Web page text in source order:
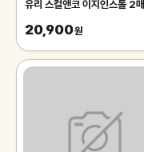
유리 스컬앤코 이지인스톨 2매
20,900원